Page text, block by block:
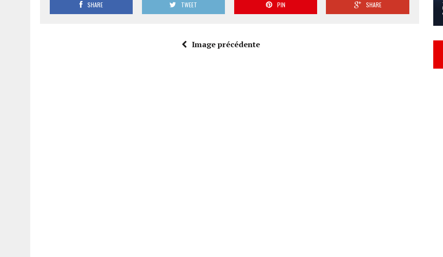
SHARE TWEET PIN SHARE
Image précédente